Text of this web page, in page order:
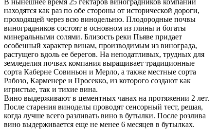
находятся как раз по обе стороны от исторической дороги,
проходящей через всю винодельню. Плодородные почвы
виноградников состоят в основном из глины и богаты
минеральными солями. Близость реки Пьяве придает
особенный характер винам, производимым из винограда,
растущего вдоль ее берегов. На неподатливых, трудных для
земледелия почвах компания выращивает традиционные
сорта Каберне Совиньон и Мерло, а также местные сорта
Рабозо, Карменере и Просекко, из которого создают как
игристые, так и тихие вина.
Вино выдерживают в цементных чанах на протяжении 2 лет.
После старения виноделы проводят сенсорный тест, решая,
когда лучше всего разливать вино в бутылки. После розлива
вино выдерживается еще не менее 6 месяцев в бутылках.